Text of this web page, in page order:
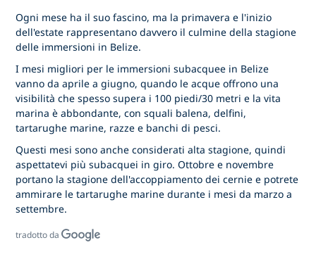
Ogni mese ha il suo fascino, ma la primavera e l'inizio
dell'estate rappresentano davvero il culmine della stagione
delle immersioni in Belize.
I mesi migliori per le immersioni subacquee in Belize
vanno da aprile a giugno, quando le acque offrono una
visibilità che spesso supera i 100 piedi/30 metri e la vita
marina è abbondante, con squali balena, delfini,
tartarughe marine, razze e banchi di pesci.
Questi mesi sono anche considerati alta stagione, quindi
aspettatevi più subacquei in giro. Ottobre e novembre
portano la stagione dell'accoppiamento dei cernie e potrete
ammirare le tartarughe marine durante i mesi da marzo a
settembre.
tradotto da